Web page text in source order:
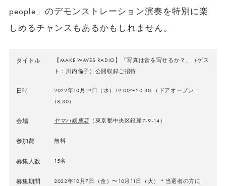
people」のデモンストレーション演奏を特別に楽
しめるチャンスもあるかもしれません。
タイトル
【MAKE WAVES RADIO】「写真は音を写せるか？」（ゲス
ト：川内倫子）公開収録ご招待
日時
2022年10月19日（水）19:00〜20:30 （ドアオープン：
18:30）
会場 ヤマハ銀座店（東京都中央区銀座7-9-14）
参加費 無料
募集人数 15名
募集期間
2022年10月7日（金）〜10月11日（火）＊当選者の方に